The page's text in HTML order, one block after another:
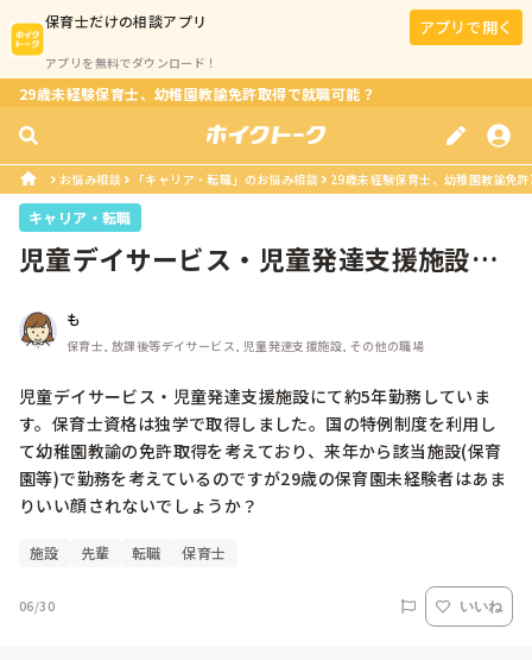
保育士だけの相談アプリ
アプリを無料でダウンロード！
アプリで開く
29歳未経験保育士、幼稚園教諭免許取得で就職可能？
お悩み相談 「キャリア・転職」のお悩み相談 29歳未経験保育士、幼稚園教諭免
キャリア・転職
児童デイサービス・児童発達支援施設に
も
保育士, 放課後等デイサービス, 児童発達支援施設, その他の職場
児童デイサービス・児童発達支援施設にて約5年勤務していま
す。保育士資格は独学で取得しました。国の特例制度を利用し
て幼稚園教諭の免許取得を考えており、来年から該当施設(保育
園等)で勤務を考えているのですが29歳の保育園未経験者はあま
りいい顔されないでしょうか？
施設 先輩 転職 保育士
06/30 いいね